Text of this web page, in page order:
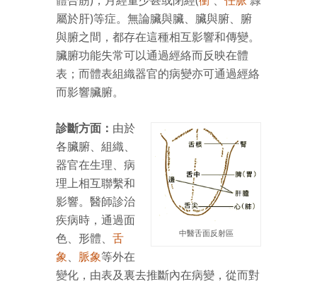
屬於肝)等症。無論臟與臟、臟與腑、腑
與腑之間，都存在這種相互影響和傳變。
臟腑功能失常可以通過經絡而反映在體
表；而體表組織器官的病變亦可通過經絡
而影響臟腑。
中醫舌面反射區
診斷方面： 由於
各臟腑、組織、
器官在生理、病
理上相互聯繫和
影響。醫師診治
疾病時，通過面
色、形體、 舌
象、 脈象等外在
變化，由表及裏去推斷內在病變，從而對